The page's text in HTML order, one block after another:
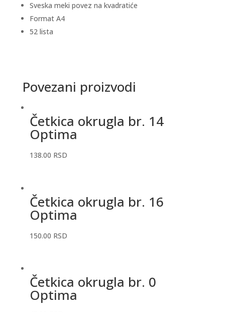
Sveska meki povez na kvadratiće
Format A4
52 lista
Povezani proizvodi
Četkica okrugla br. 14
Optima
138.00 RSD
Četkica okrugla br. 16
Optima
150.00 RSD
Četkica okrugla br. 0
Optima